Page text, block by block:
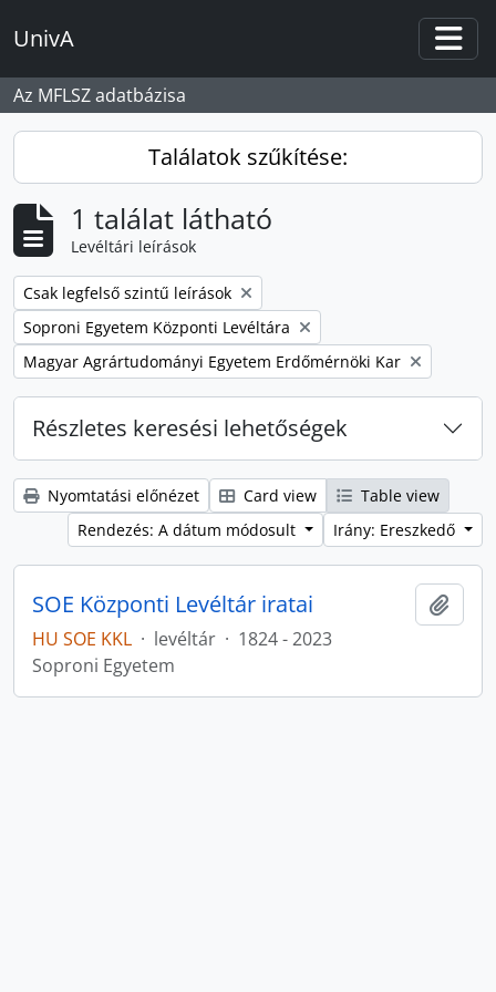
UnivA
Az MFLSZ adatbázisa
Találatok szűkítése:
1 találat látható
Levéltári leírások
Remove filter:
Csak legfelső szintű leírások
Remove filter:
Soproni Egyetem Központi Levéltára
Remove filter:
Magyar Agrártudományi Egyetem Erdőmérnöki Kar
Részletes keresési lehetőségek
Nyomtatási előnézet Card view
Table view
Rendezés: A dátum módosult
Irány: Ereszkedő
SOE Központi Levéltár iratai
HU SOE KKL · levéltár · 1824 - 2023
Soproni Egyetem